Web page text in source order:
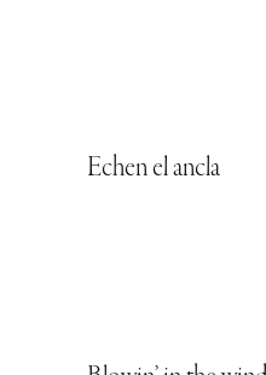
Echen el ancla